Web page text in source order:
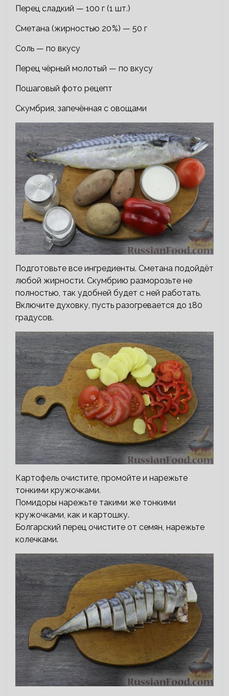
Перец сладкий — 100 г (1 шт.)
Сметана (жирностью 20 %) — 50 г
Соль — по вкусу
Перец чёрный молотый — по вкусу
Пошаговый фото рецепт
Скумбрия, запечённая с овощами
Подготовьте все ингредиенты. Сметана подойдёт
любой жирности. Скумбрию разморозьте не
полностью, так удобней будет с ней работать.
Включите духовку, пусть разогревается до 180
градусов.
Картофель очистите, промойте и нарежьте
тонкими кружочками.
Помидоры нарежьте такими же тонкими
кружочками, как и картошку.
Болгарский перец очистите от семян, нарежьте
колечками.